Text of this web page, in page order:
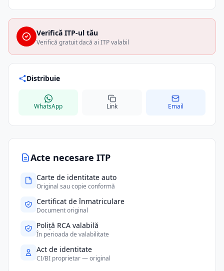
Acte necesare ITP
Carte de identitate auto
Original sau copie conformă
Certificat de înmatriculare
Document original
Poliță RCA valabilă
În perioada de valabilitate
Act de identitate
CI/BI proprietar — original
Verifică ITP-ul tău
Verifică gratuit dacă ai ITP valabil
Distribuie
WhatsApp Link Email